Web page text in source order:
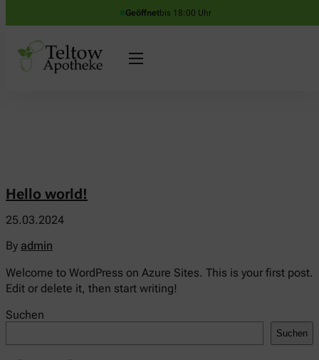
Geöffnetbis 18:00 Uhr
Hello world!
25.03.2024
By admin
Welcome to WordPress on Azure Sites. This is your first post.
Edit or delete it, then start writing!
Suchen
Suchen